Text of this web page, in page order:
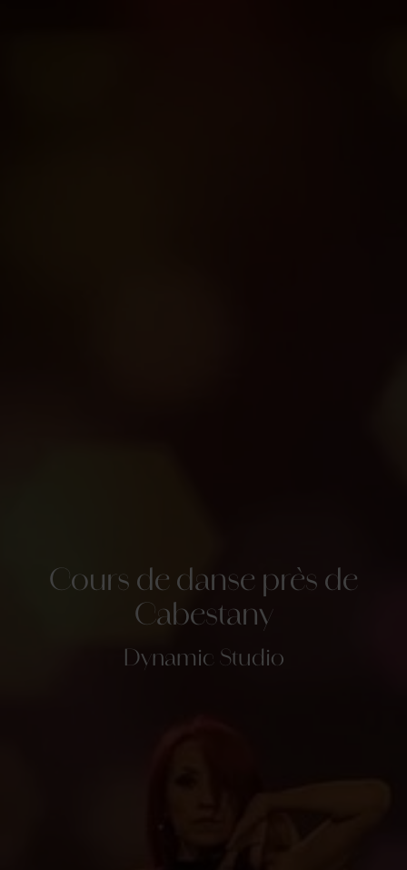
Cours de danse près de
Cabestany
Dynamic Studio